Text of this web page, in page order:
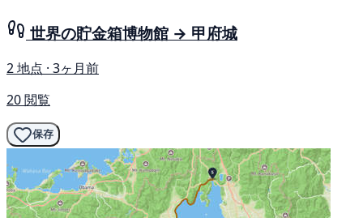
世界の貯金箱博物館 → 甲府城
2 地点 · 3ヶ月前
20 閲覧
保存